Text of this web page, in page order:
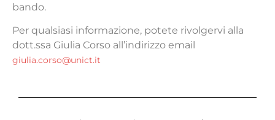
bando.
Per qualsiasi informazione, potete rivolgervi alla
dott.ssa Giulia Corso all’indirizzo email
giulia.corso@unict.it